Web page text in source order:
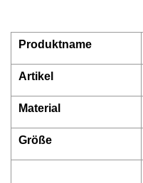
Produktname
Artikel
Material
Größe